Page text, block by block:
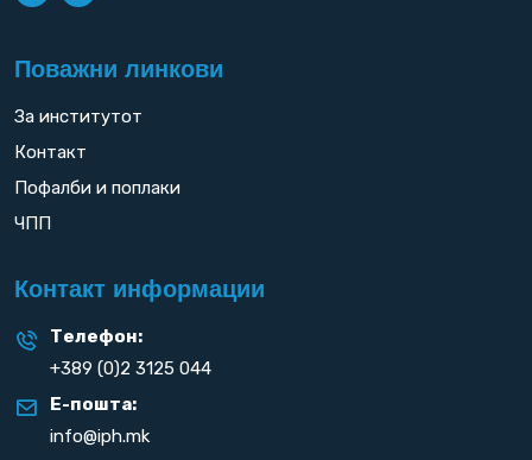
Поважни линкови
За институтот
Контакт
Пофалби и поплаки
ЧПП
Контакт информации
Телефон:
+389 (0)2 3125 044
Е-пошта:
info@iph.mk